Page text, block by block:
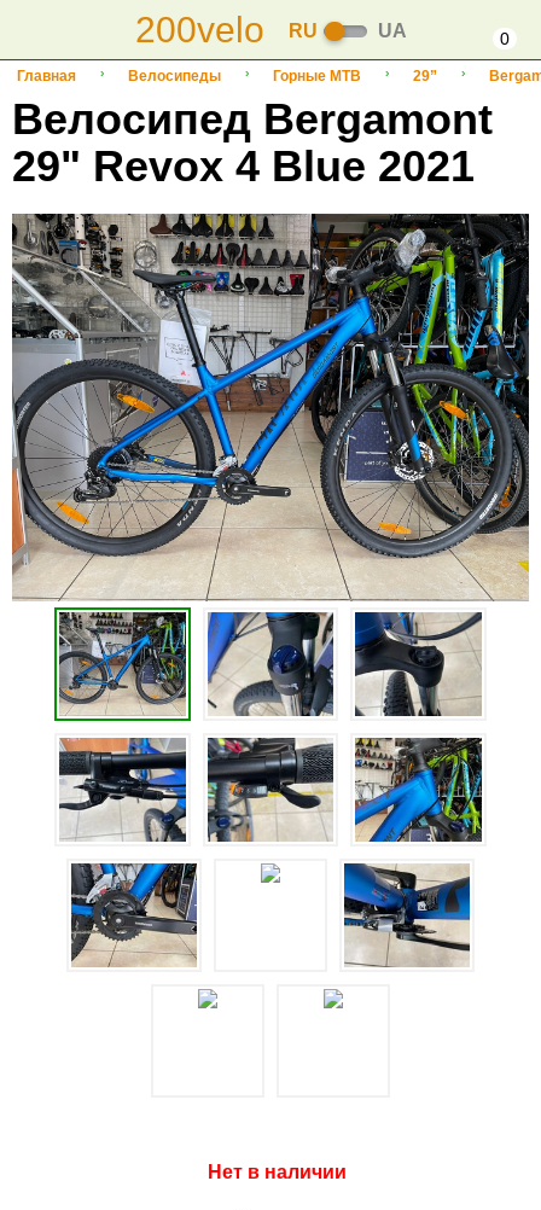
200velo RU UA 0
Главная Велосипеды Горные MTB 29”
Велосипед Bergamont
29" Revox 4 Blue 2021
Нет в наличии